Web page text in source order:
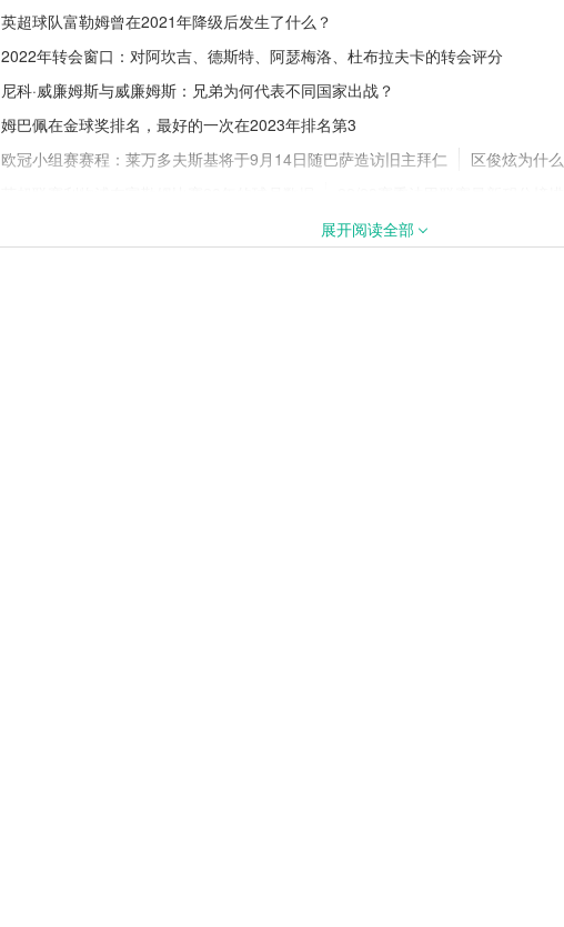
成都蓉城领跑 津门虎读秒绝杀
五大联赛分别是哪几个？五大联赛实力
与区别科普 夏窗投入
英超球队富勒姆曾在2021年降级后发生了什么？
2022年转会窗口：对阿坎吉、德斯特、阿瑟梅洛、杜布拉夫卡的转会评分
尼科·威廉姆斯与威廉姆斯：兄弟为何代表不同国家出战？
姆巴佩在金球奖排名，最好的一次在2023年排名第3
欧冠小组赛赛程：莱万多夫斯基将于9月14日随巴萨造访旧主拜仁
区俊炫为什
霍华德到底多高，魔兽霍华德身高
展开阅读全部